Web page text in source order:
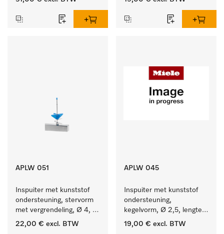
APLW 051
Inspuiter met kunststof
ondersteuning, stervorm
met vergrendeling, Ø 4,
lengte 110 mm.
22,00 € excl. BTW
APLW 045
Inspuiter met kunststof
ondersteuning,
kegelvorm, Ø 2,5, lengte
80 mm.
19,00 € excl. BTW